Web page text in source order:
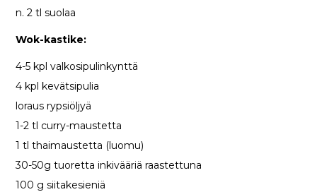
n. 2 tl suolaa
Wok-kastike:
4-5 kpl valkosipulinkynttä
4 kpl kevätsipulia
loraus rypsiöljyä
1-2 tl curry-maustetta
1 tl thaimaustetta (luomu)
30-50g tuoretta inkivääriä raastettuna
100 g siitakesieniä